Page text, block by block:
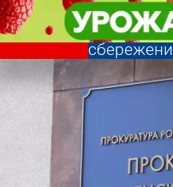
Дроппера
Криминал Дроппера
Криминал
Другие
теме
Погода и
валют в